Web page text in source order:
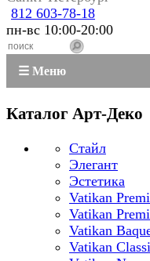
812 603-78-18
пн-вс 10:00-20:00
☰ Меню
Каталог Арт-Деко
Стайл
Элегант
Эстетика
Vatikan
Vatikan
Vatikan
Vatikan